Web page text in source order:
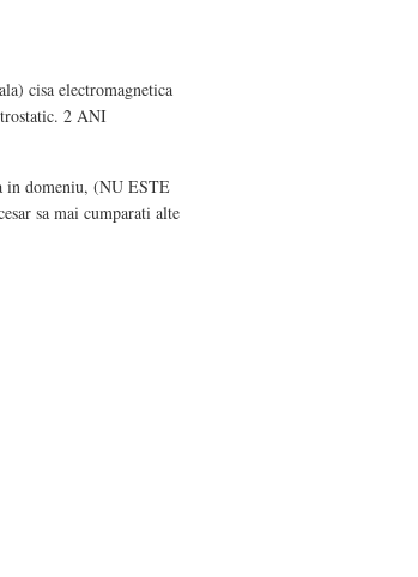
cisa electromagnetica
2 ANI
in domeniu, (NU ESTE
sa mai cumparati alte